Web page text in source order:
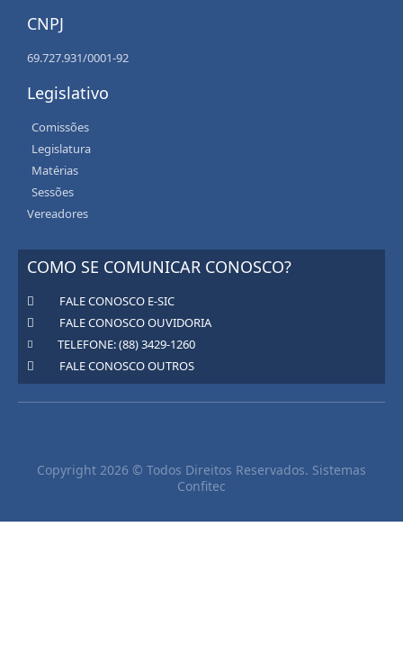
CNPJ
69.727.931/0001-92
Legislativo
Comissões
Legislatura
Matérias
Sessões
Vereadores
COMO SE COMUNICAR CONOSCO?
FALE CONOSCO E-SIC
FALE CONOSCO OUVIDORIA
TELEFONE: (88) 3429-1260
FALE CONOSCO OUTROS
Copyright 2026 © Todos Direitos Reservados. Sistemas
Confitec